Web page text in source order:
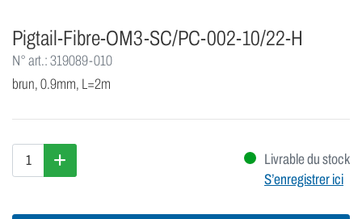
Pigtail-Fibre-OM3-SC/PC-002-10/22-H
N° art.: 319089-010
brun, 0.9mm, L=2m
Livrable du stock
S’enregistrer ici